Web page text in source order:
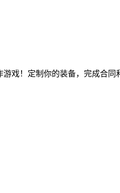
戏！定制你的装备，完成合同